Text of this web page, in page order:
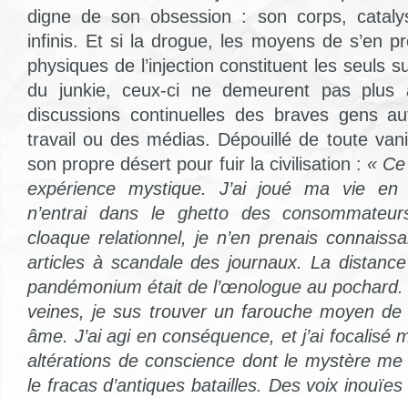
digne de son obsession : son corps,
infinis. Et si la drogue, les moyens de s’en
physiques de l’injection constituent les seuls
du junkie, ceux-ci ne demeurent pas plus
discussions continuelles des braves gens
travail ou des médias. Dépouillé de toute
son propre désert pour fuir la civilisation :«
expérience mystique. J’ai joué ma vie
n’entrai dans le ghetto des
cloaque relationnel, je n’en prenais
articles à scandale des journaux. La
pandémonium était de l’œnologue au pochard.
veines, je sus trouver un farouche moyen
âme. J’ai agi en conséquence, et j’ai focalisé
altérations de conscience dont le mystère me
le fracas d’antiques batailles. Des voix